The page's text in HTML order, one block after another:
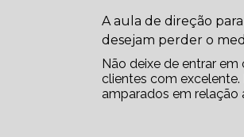
A aula de direção
desejam perder o
Não deixe de entrar
clientes com
amparados em relação